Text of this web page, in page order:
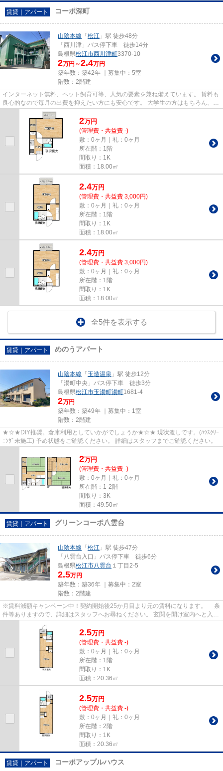
賃貸｜アパート コーポ深町
山陰本線 「 松江 」駅 徒歩48分
「西川津」バス停下車 徒歩14分
島根県松江市西川津町3370-10
2万円～2.4万円
築年数：築42年 ｜募集中： 5室
階数：2階建
インターネット無料、ペット飼育可等、人気の要素を兼ね備えています。 賃料も
良心的なので毎月の出費を抑えたい方にも安心です。 大学生の方はもちろん、社
会人の方も大歓迎です。 詳...
2万円
(管理費・共益費 -)
敷：0ヶ月｜礼：0ヶ月
所在階：1階
間取り：1K
面積：18.00㎡
2.4万円
(管理費・共益費 3,000円)
敷：0ヶ月｜礼：0ヶ月
所在階：1階
間取り：1K
面積：18.00㎡
2.4万円
(管理費・共益費 3,000円)
敷：0ヶ月｜礼：0ヶ月
所在階：1階
間取り：1K
面積：18.00㎡
全5件を表示する
賃貸｜アパート めのうアパート
山陰本線 「 玉造温泉 」駅 徒歩12分
「湯町中央」バス停下車 徒歩3分
島根県松江市玉湯町湯町1681-4
2万円
築年数：築49年 ｜募集中： 1室
階数：2階建
★☆★DIY推奨。倉庫利用としていかがでしょうか★☆★ 現状渡しです。(ﾊｳｽｸﾘｰ
ﾆﾝｸﾞ未施工) 予め状態をご確認ください。 詳細はスタッフまでご確認ください。
2万円
(管理費・共益費 -)
敷：0ヶ月｜礼：0ヶ月
所在階：1-2階
間取り：3K
面積：49.50㎡
賃貸｜アパート グリーンコーポ八雲台
山陰本線 「 松江 」駅 徒歩47分
「八雲台入口」バス停下車 徒歩6分
島根県松江市八雲台 １丁目2-5
2.5万円
築年数：築36年 ｜募集中： 2室
階数：2階建
※賃料減額キャンペーン中！契約開始後25か月目より元の賃料になります。 条
件等ありますので、詳細はスタッフへお尋ねください。 玄関を開け室内へと入る
2.5万円
(管理費・共益費 -)
敷：0ヶ月｜礼：0ヶ月
所在階：1階
間取り：1K
面積：20.36㎡
2.5万円
(管理費・共益費 -)
敷：0ヶ月｜礼：0ヶ月
所在階：2階
間取り：1K
面積：20.36㎡
賃貸｜アパート コーポアップルハウス